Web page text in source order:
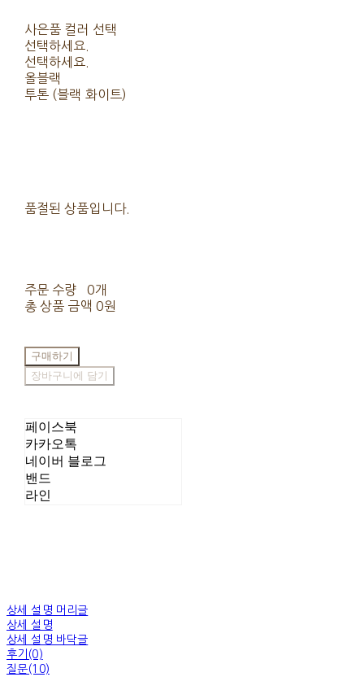
사은품 컬러 선택
선택하세요.
선택하세요.
올블랙
투톤 (블랙 화이트)
품절된 상품입니다.
주문 수량
0개
총 상품 금액 0원
구매하기
장바구니에 담기
페이스북
카카오톡
네이버 블로그
밴드
라인
상세 설명 머리글
상세 설명
상세 설명 바닥글
후기(0)
질문(10)